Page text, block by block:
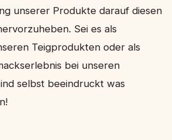
unserer Produkte darauf diesen
Sei es als
Teigprodukten oder als
bei unseren
selbst beeindruckt was